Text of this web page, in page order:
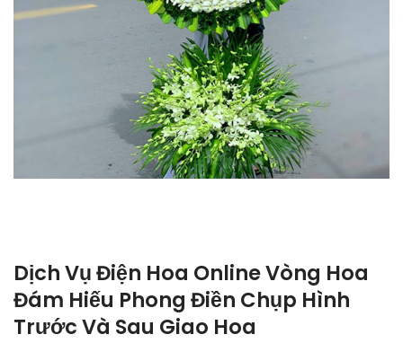
Dịch Vụ Điện Hoa Online Vòng Hoa
Đám Hiếu Phong Điền Chụp Hình
Trước Và Sau Giao Hoa